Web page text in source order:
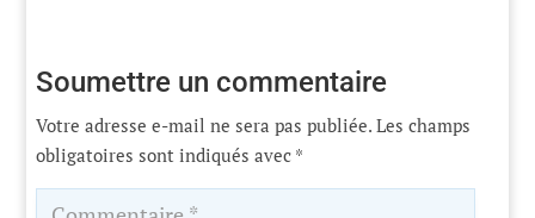
Soumettre un commentaire
Votre adresse e-mail ne sera pas publiée. Les champs
obligatoires sont indiqués avec *